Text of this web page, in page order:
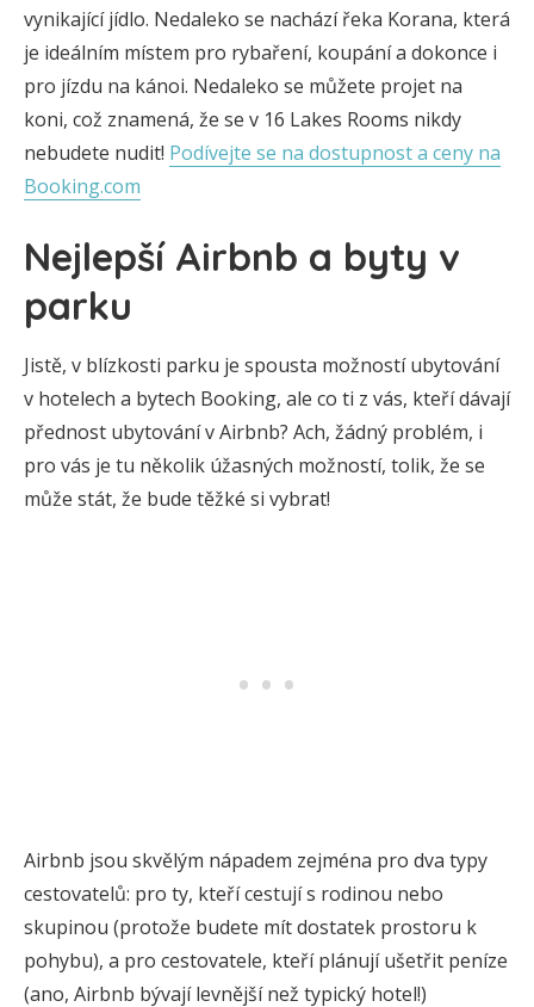
vynikající jídlo. Nedaleko se nachází řeka Korana, která
je ideálním místem pro rybaření, koupání a dokonce i
pro jízdu na kánoi. Nedaleko se můžete projet na
koni, což znamená, že se v 16 Lakes Rooms nikdy
nebudete nudit! Podívejte se na dostupnost a ceny na
Booking.com
Nejlepší Airbnb a byty v
parku
Jistě, v blízkosti parku je spousta možností ubytování
v hotelech a bytech Booking, ale co ti z vás, kteří dávají
přednost ubytování v Airbnb? Ach, žádný problém, i
pro vás je tu několik úžasných možností, tolik, že se
může stát, že bude těžké si vybrat!
Airbnb jsou skvělým nápadem zejména pro dva typy
cestovatelů: pro ty, kteří cestují s rodinou nebo
skupinou (protože budete mít dostatek prostoru k
pohybu), a pro cestovatele, kteří plánují ušetřit peníze
(ano, Airbnb bývají levnější než typický hotel!)